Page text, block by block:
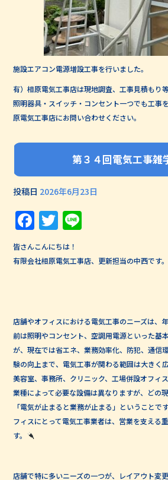
施設エアコン電源増設工事を行いました。
有）相原電気工事店は現地調査、工事見積もり
照明器具・スイッチ・コンセント一つでも工事
原電気工事店にお問い合わせください。
第３４回電気工事雑
投稿日 2026年6月23日
Facebook
Twitter
皆さんこんにちは！
有限会社相原電気工事店、更新担当の中西です。
店舗やオフィスにおける電気工事のニーズは、
前は照明やコンセント、空調用電源といった基
が、現在では省エネ、業務効率化、防犯、通信
験の向上まで、電気工事が関わる範囲は大きく
美容室、事務所、クリニック、工場併設オフィ
業種によって必要な設備は異なりますが、どの
「電気が止まると業務が止まる」ということで
フィスにとって電気工事業者は、営業を支える
す。
店舗で特に多いニーズの一つが、レイアウト変